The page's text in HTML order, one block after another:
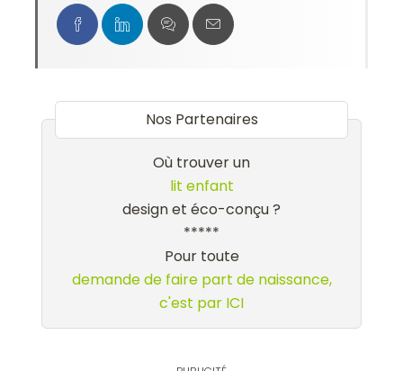
Nos Partenaires
Où trouver un
lit enfant
design et éco-conçu ?
*****
Pour toute
demande de faire part de naissance,
c'est par ICI